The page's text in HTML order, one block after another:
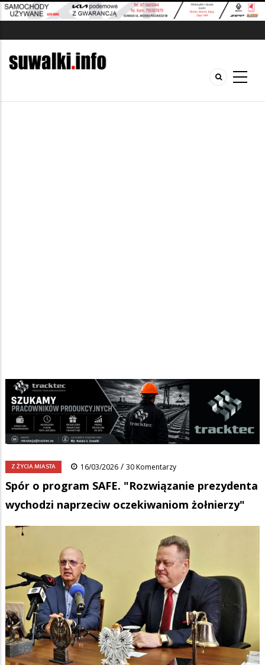
Ścieżka
nawigacyjna
Strona główna Wiadomości/Z życia miasta/
Spór o program SAFE. "Rozwiązanie prezydenta wychodzi naprzeciw
oczekiwaniom żołnierzy"
FacebookPinterest Tumblr
Z ŻYCIA MIASTA 16/03/2026 / 30 Komentarzy
Spór o program SAFE. "Rozwiązanie prezydenta
wychodzi naprzeciw oczekiwaniom żołnierzy"